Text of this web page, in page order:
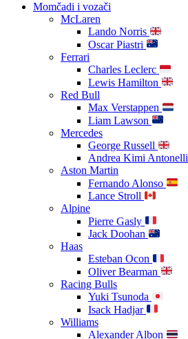
Momčadi i vozači
McLaren
Lando Norris
Oscar Piastri
Ferrari
Charles Leclerc
Lewis Hamilton
Red Bull
Max Verstappen
Liam Lawson
Mercedes
George Russell
Andrea Kimi Antonelli
Aston Martin
Fernando Alonso
Lance Stroll
Alpine
Pierre Gasly
Jack Doohan
Haas
Esteban Ocon
Oliver Bearman
Racing Bulls
Yuki Tsunoda
Isack Hadjar
Williams
Alexander Albon